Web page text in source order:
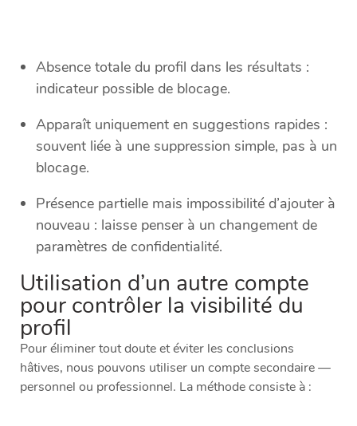
Absence totale du profil dans les résultats :
indicateur possible de blocage.
Apparaît uniquement en suggestions rapides :
souvent liée à une suppression simple, pas à un
blocage.
Présence partielle mais impossibilité d’ajouter à
nouveau : laisse penser à un changement de
paramètres de confidentialité.
Utilisation d’un autre compte
pour contrôler la visibilité du
profil
Pour éliminer tout doute et éviter les conclusions
hâtives, nous pouvons utiliser un compte secondaire —
personnel ou professionnel. La méthode consiste à :